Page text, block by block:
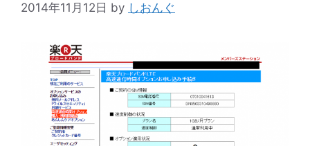
2014年11月12日 by しおんぐ